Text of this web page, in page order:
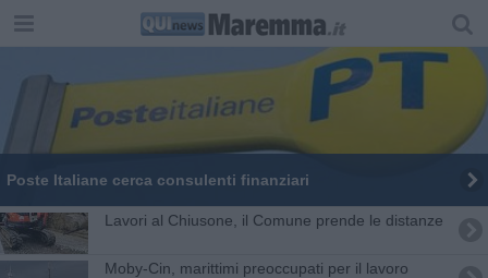
Poste Italiane cerca consulenti finanziari
Lavori al Chiusone, il Comune prende le distanze
Moby-Cin, marittimi preoccupati per il lavoro